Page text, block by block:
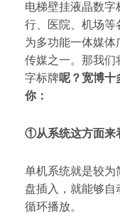
电梯壁挂液晶数字
行、医院、机场等
为多功能一体媒
传媒之一。那我们
字标牌呢？宽博十
你：
①从系统这方面来
单机系统就是较为
盘插入，就能够自
循环播放。